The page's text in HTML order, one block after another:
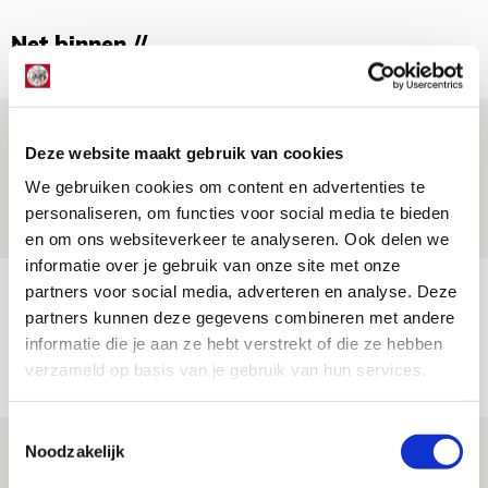
Deze website maakt gebruik van cookies
We gebruiken cookies om content en advertenties te
personaliseren, om functies voor social media te bieden
en om ons websiteverkeer te analyseren. Ook delen we
informatie over je gebruik van onze site met onze
partners voor social media, adverteren en analyse. Deze
partners kunnen deze gegevens combineren met andere
informatie die je aan ze hebt verstrekt of die ze hebben
verzameld op basis van je gebruik van hun services.
Noodzakelijk
Net binnen //
Ajax - Helmond Sport!
06 AUGUSTUS 2026 - 13:13
PRIJSVRAAG
Reis jij als mascotte mee naar uitduel
met Telstar?
Drie dingen die je moet weten over